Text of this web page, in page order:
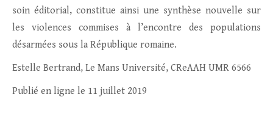
soin éditorial, constitue ainsi une synthèse nouvelle sur
les violences commises à l’encontre des populations
désarmées sous la République romaine.
Estelle Bertrand, Le Mans Université, CReAAH UMR 6566
Publié en ligne le 11 juillet 2019